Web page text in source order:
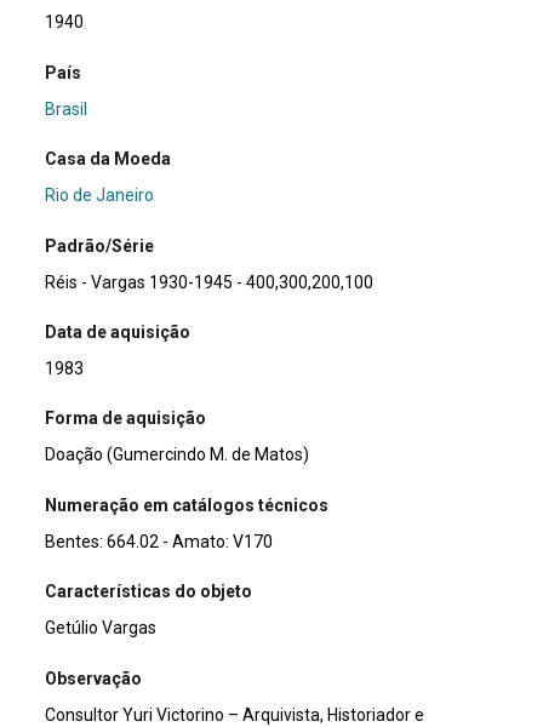
1940
País
Brasil
Casa da Moeda
Rio de Janeiro
Padrão/Série
Réis - Vargas 1930-1945 - 400,300,200,100
Data de aquisição
1983
Forma de aquisição
Doação (Gumercindo M. de Matos)
Numeração em catálogos técnicos
Bentes: 664.02 - Amato: V170
Características do objeto
Getúlio Vargas
Observação
Consultor Yuri Victorino – Arquivista, Historiador e